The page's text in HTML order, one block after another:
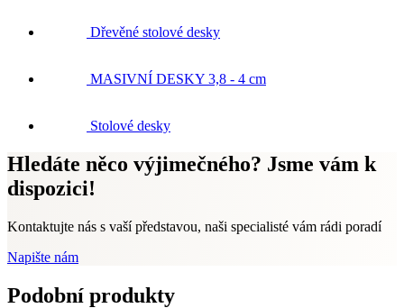
Dřevěné stolové desky
MASIVNÍ DESKY 3,8 - 4 cm
Stolové desky
Hledáte něco výjimečného? Jsme vám k
dispozici!
Kontaktujte nás s vaší představou, naši specialisté vám rádi poradí
Napište nám
Podobní produkty